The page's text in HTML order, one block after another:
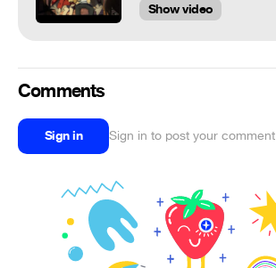
Show video
Comments
Sign in Sign in to post your comment